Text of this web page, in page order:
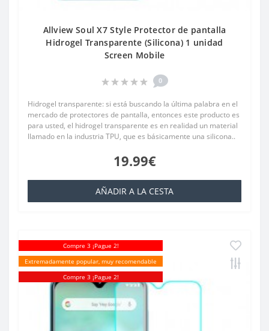
Allview Soul X7 Style Protector de pantalla
Hidrogel Transparente (Silicona) 1 unidad
Screen Mobile
0
Hidrogel transparente: si está buscando la última palabra en el
mercado de protectores de pantalla, entonces este producto es
para usted, el hidrogel transparente es en realidad un material
llamado en la industria TPU, que es básicamente una silicona..
19.99€
AÑADIR A LA CESTA
Compre 3 ¡Pague 2!
Extremadamente popular, muy recomendable
Compre 3 ¡Pague 2!